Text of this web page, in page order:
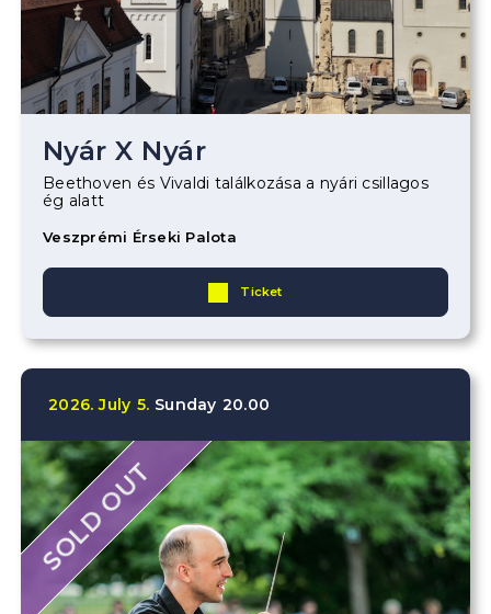
Nyár X Nyár
Beethoven és Vivaldi találkozása a nyári csillagos
ég alatt
Veszprémi Érseki Palota
Ticket
2026. July 5. Sunday 20.00
SOLD OUT